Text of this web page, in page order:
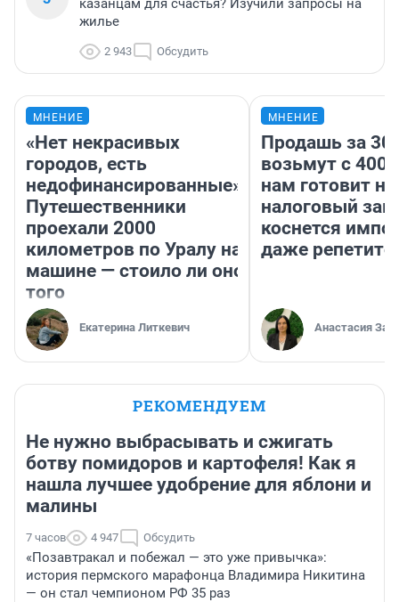
жилье
2 943 Обсудить
МНЕНИЕ
«Нет некрасивых
городов, есть
недофинансированные».
Путешественники
проехали 2000
километров по Уралу на
машине — стоило ли оно
того
Екатерина Литкевич
МНЕНИЕ
Продашь за
возьмут с
нам готовит
налоговый
коснется
даже
Анастасия
РЕКОМЕНДУЕМ
Не нужно выбрасывать и сжигать
ботву помидоров и картофеля! Как я
нашла лучшее удобрение для яблони и
малины
7 часов 4 947 Обсудить
«Позавтракал и побежал — это уже привычка»:
история пермского марафонца Владимира Никитина
— он стал чемпионом РФ 35 раз